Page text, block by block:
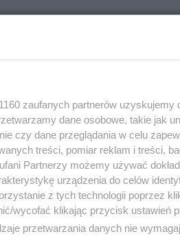
zaufanych partnerów uzyskujemy
dane osobowe, takie jak
czy dane przeglądania w celu
treści, pomiar reklam i treści,
Partnerzy możemy używać
urządzenia do celów
z tych technologii poprzez
wycofać klikając przycisk ustawień
przetwarzania danych nie